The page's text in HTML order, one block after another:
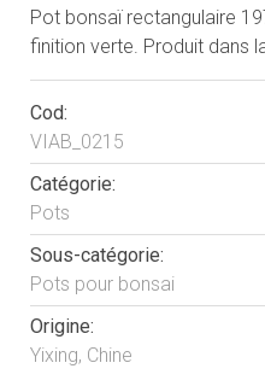
Pot bonsaï rectangulaire
finition verte. Produit dans
Cod:
VIAB_0215
Catégorie:
Pots
Sous-catégorie:
Pots pour bonsai
Origine:
Yixing, Chine